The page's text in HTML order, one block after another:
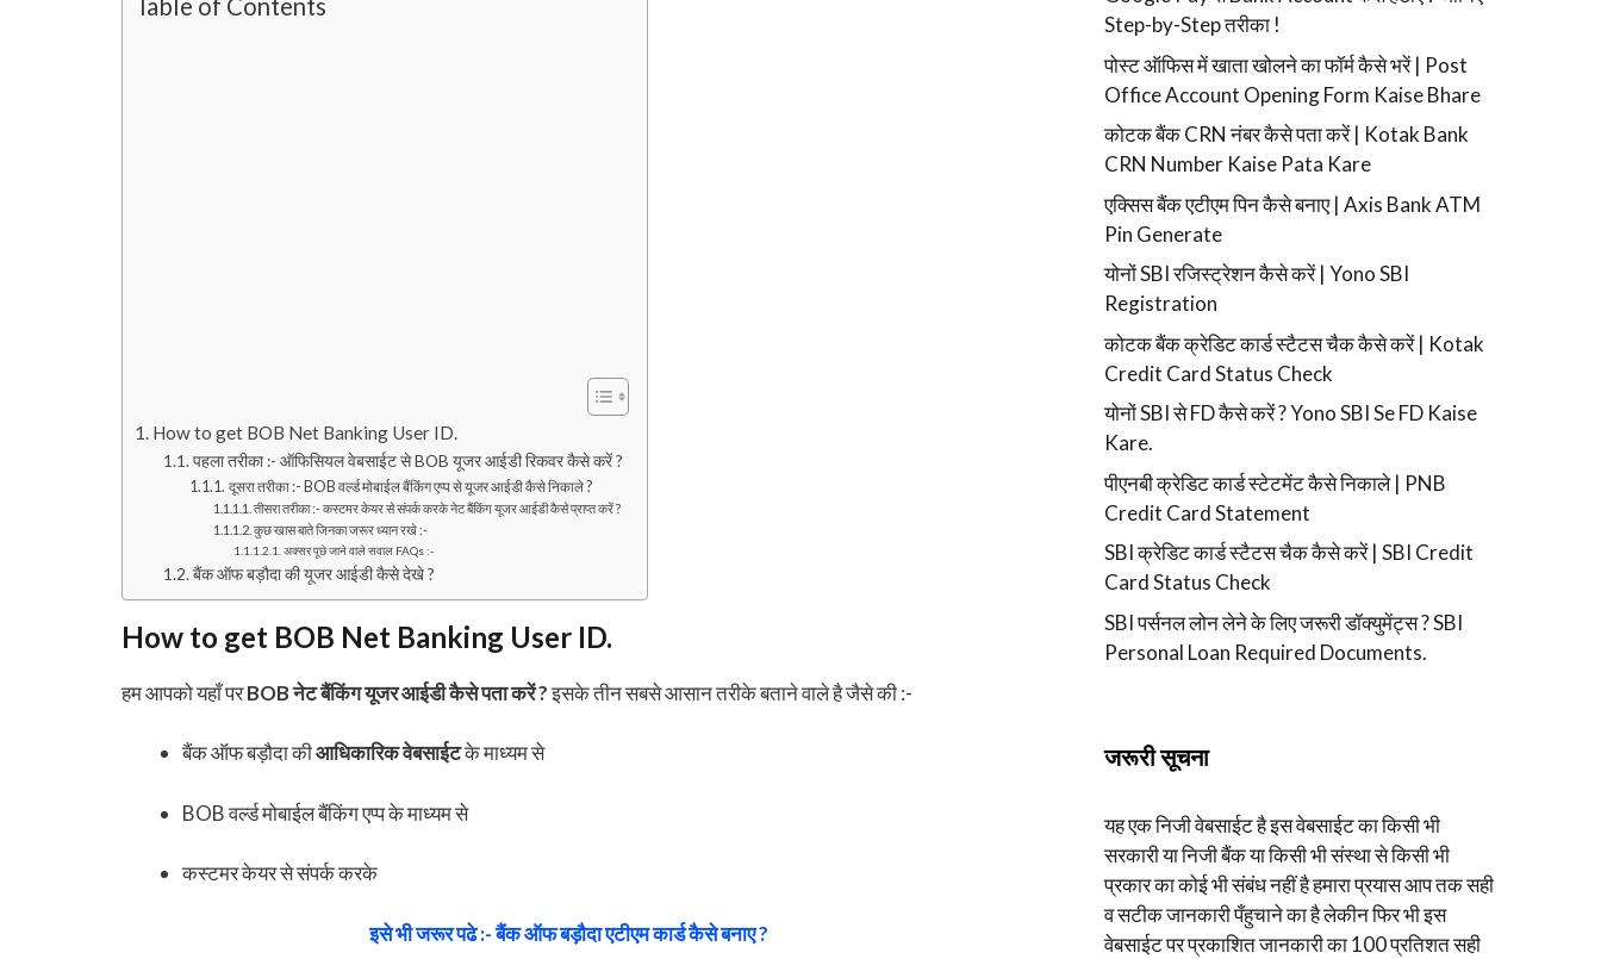
Table of Contents
How to get BOB Net Banking User ID.
पहला तरीका :- ऑफिसियल वेबसाईट से BOB यूजर आईडी रिकवर कैसे करें ?
दूसरा तरीका :- BOB वर्ल्ड मोबाईल बैंकिंग एप्प से यूजर आईडी कैसे निकाले ?
तीसरा तरीका :- कस्टमर केयर से संपर्क करके नेट बैंकिंग यूजर आईडी कैसे प्राप्त करें ?
कुछ खास बाते जिनका जरूर ध्यान रखे :-
अक्सर पूछे जाने वाले सवाल FAQs :-
बैंक ऑफ बड़ौदा की यूजर आईडी कैसे देखे ?
How to get BOB Net Banking User ID.
हम आपको यहाँ परBOB नेट बैंकिंग यूजर आईडी कैसे पता करें ?इसके तीन सबसे आसान तरीके बताने वाले है जैसे की :-
बैंक ऑफ बड़ौदा कीआधिकारिक वेबसाईटके माध्यम से
BOB वर्ल्ड मोबाईल बैंकिंग एप्प के माध्यम से
कस्टमर केयर से संपर्क करके
इसे भी जरूर पढे :- बैंक ऑफ बड़ौदा एटीएम कार्ड कैसे बनाए ?
Step-by-Step तरीका !
पोस्ट ऑफिस में खाता खोलने का फॉर्म कैसे भरें | Post
Office Account Opening Form Kaise Bhare
कोटक बैंक CRN नंबर कैसे पता करें | Kotak Bank
CRN Number Kaise Pata Kare
एक्सिस बैंक एटीएम पिन कैसे बनाए | Axis Bank ATM
Pin Generate
योनों SBI रजिस्ट्रेशन कैसे करें | Yono SBI
Registration
कोटक बैंक क्रेडिट कार्ड स्टैटस चैक कैसे करें | Kotak
Credit Card Status Check
योनों SBI से FD कैसे करें ? Yono SBI Se FD Kaise
Kare.
पीएनबी क्रेडिट कार्ड स्टेटमेंट कैसे निकाले | PNB
Credit Card Statement
SBI क्रेडिट कार्ड स्टैटस चैक कैसे करें | SBI Credit
Card Status Check
SBI पर्सनल लोन लेने के लिए जरूरी डॉक्युमेंट्स ? SBI
Personal Loan Required Documents.
जरूरी सूचना
यह एक निजी वेबसाईट है इस वेबसाईट का किसी भी
सरकारी या निजी बैंक या किसी भी संस्था से किसी भी
प्रकार का कोई भी संबंध नहीं है हमारा प्रयास आप तक सही
व सटीक जानकारी पँहुचाने का है लेकीन फिर भी इस
वेबसाईट पर प्रकाशित जानकारी का 100 प्रतिशत सही